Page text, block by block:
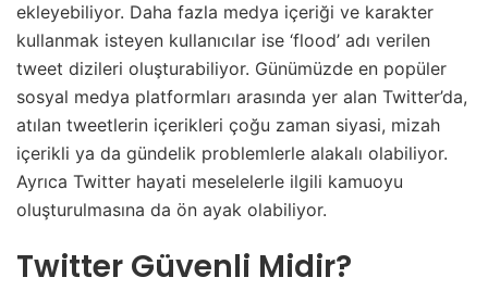
ekleyebiliyor. Daha fazla medya içeriği ve karakter
kullanmak isteyen kullanıcılar ise ‘flood’ adı verilen
tweet dizileri oluşturabiliyor. Günümüzde en popüler
sosyal medya platformları arasında yer alan Twitter’da,
atılan tweetlerin içerikleri çoğu zaman siyasi, mizah
içerikli ya da gündelik problemlerle alakalı olabiliyor.
Ayrıca Twitter hayati meselelerle ilgili kamuoyu
oluşturulmasına da ön ayak olabiliyor.
Twitter Güvenli Midir?